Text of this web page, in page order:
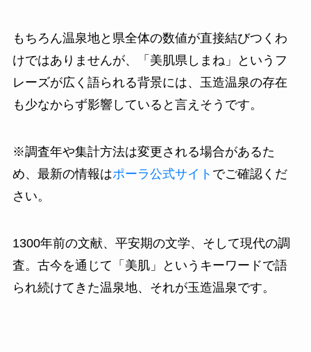
もちろん温泉地と県全体の数値が直接結びつくわ
けではありませんが、「美肌県しまね」というフ
レーズが広く語られる背景には、玉造温泉の存在
も少なからず影響していると言えそうです。
※調査年や集計方法は変更される場合があるた
め、最新の情報はポーラ公式サイト でご確認くだ
さい。
1300年前の文献、平安期の文学、そして現代の調
査。古今を通じて「美肌」というキーワードで語
られ続けてきた温泉地、それが玉造温泉です。